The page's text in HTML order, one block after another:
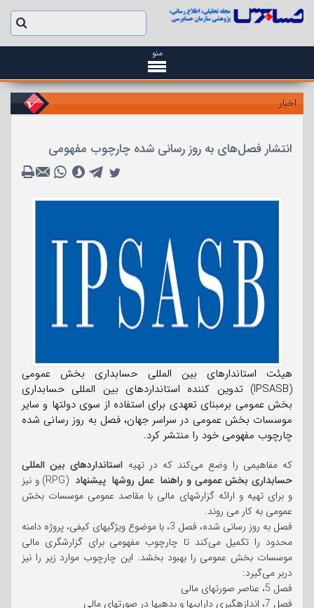
منو
اخبار
انتشار فصل‌های به روز رسانی شده چارچوب مفهومی
هیئت استاندارهای بین‌ المللی حسابداری بخش عمومی
(IPSASB) تدوین کننده استانداردهای بین المللی حسابداری
بخش عمومی برمبنای تعهدی برای استفاده از سوی دولتها و سایر
موسسات بخش عمومی در سراسر جهان، فصل به روز رسانی شده
چارچوب مفهومی خود را منتشر کرد.
که مفاهیمی را وضع می‌کند که در تهیه استانداردهای بین المللی
حسابداری بخش عمومی و راهنما عمل روشها پیشنهاد
(RPG) و نیز
و برای تهیه و ارائه گزارشهای مالی با مقاصد عمومی موسسات بخش
عمومی به کار می روند.
فصل به روز رسانی شده، فصل 3، با موضوع ویژگیهای کیفی، پروژه دامنه
محدود را تکمیل می‌کند تا چارچوب مفهومی برای گزارشگری مالی
موسسات بخش عمومی را بهبود بخشد. این چارچوب موارد زیر را نیز
دربر می‌گیرد:
فصل 5، عناصر صورتهای مالی
فصل 7، اندازهگیری داراییها و بدهیها در صورتهای مالی